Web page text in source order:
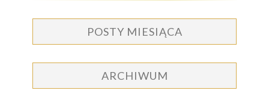
POSTY MIESIĄCA
ARCHIWUM